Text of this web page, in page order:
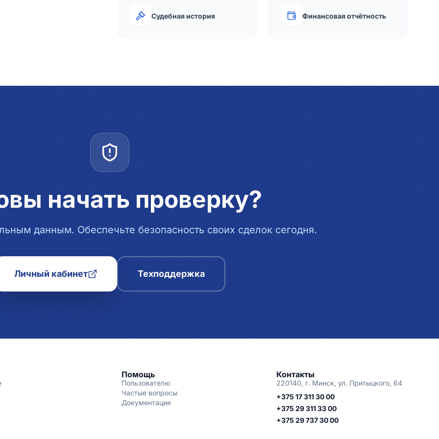
Судебная история Финансовая отчётность
начать проверку?
данным. Обеспечьте безопасность своих сделок сегодня.
Личный кабинет Техподдержка
Помощь
Пользователю
Частые вопросы
Документация
Контакты
220140, г. Минск, ул. Притыцкого, 64
+375 17 311 30 00
+375 29 311 33 00
+375 29 737 30 00